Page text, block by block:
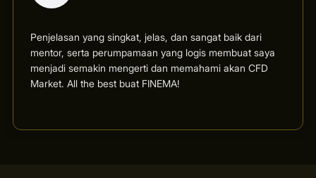
Penjelasan yang singkat, jelas, dan sangat baik dari
mentor, serta perumpamaan yang logis membuat saya
menjadi semakin mengerti dan memahami akan CFD
Market. All the best buat FINEMA!